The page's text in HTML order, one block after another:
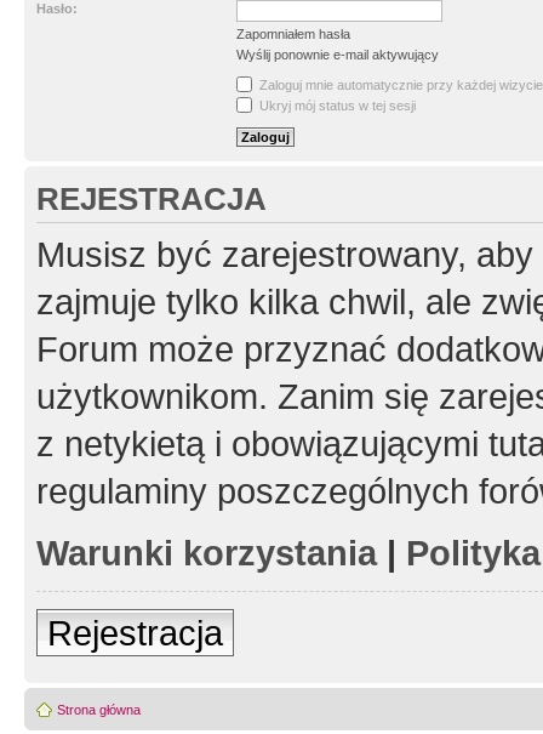
Hasło:
Zapomniałem hasła
Wyślij ponownie e-mail aktywujący
Zaloguj mnie automatycznie przy każdej wizycie
Ukryj mój status w tej sesji
REJESTRACJA
Musisz być zarejestrowany,
zajmuje tylko kilka chwil, ale
Forum może przyznać
użytkownikom. Zanim się
z netykietą i obowiązującymi
regulaminy poszczególnych
Warunki korzystania|
Rejestracja
Strona główna